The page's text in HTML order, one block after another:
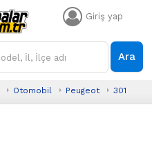
Giriş yap
Ara
Otomobil Peugeot 301